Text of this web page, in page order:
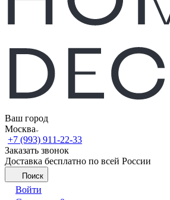
Ваш город
Москва
+7 (993) 911-22-33
Заказать звонок
Доставка бесплатно по всей России
Поиск
Войти